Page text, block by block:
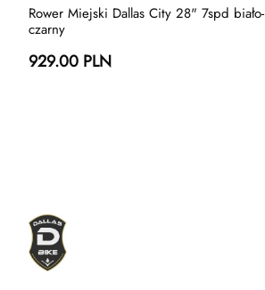
Rower Miejski Dallas City 28" 7spd biało-
czarny
929.00 PLN